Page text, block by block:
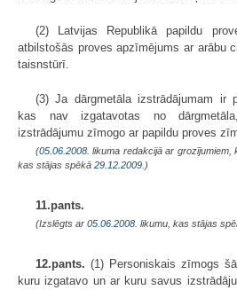
(2) Latvijas Republikā papildu
atbilstošās proves apzīmējums ar arābu
taisnstūrī.
(3) Ja dārgmetāla izstrādājumam ir
kas nav izgatavotas no
izstrādājumu zīmogo ar papildu proves
(05.06.2008 . likuma redakcijā ar grozījumiem,
kas stājas spēkā 29.12.2009. )
11.pants.
(Izslēgts ar 05.06.2008 . likumu, kas stājas
12.pants. (1) Personiskais zīmogs
kuru izgatavo un ar kuru savus